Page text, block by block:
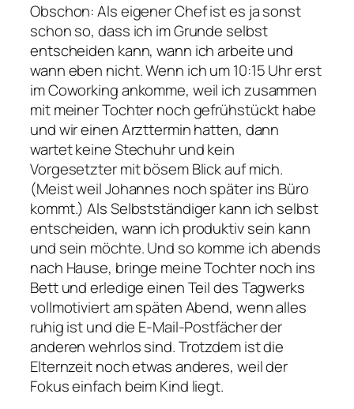
Obschon: Als eigener Chef ist es ja sonst
schon so, dass ich im Grunde selbst
entscheiden kann, wann ich arbeite und
wann eben nicht. Wenn ich um 10:15 Uhr erst
im Coworking ankomme, weil ich zusammen
mit meiner Tochter noch gefrühstückt habe
und wir einen Arzttermin hatten, dann
wartet keine Stechuhr und kein
Vorgesetzter mit bösem Blick auf mich.
(Meist weil Johannes noch später ins Büro
kommt.) Als Selbstständiger kann ich selbst
entscheiden, wann ich produktiv sein kann
und sein möchte. Und so komme ich abends
nach Hause, bringe meine Tochter noch ins
Bett und erledige einen Teil des Tagwerks
vollmotiviert am späten Abend, wenn alles
ruhig ist und die E-Mail-Postfächer der
anderen wehrlos sind. Trotzdem ist die
Elternzeit noch etwas anderes, weil der
Fokus einfach beim Kind liegt.